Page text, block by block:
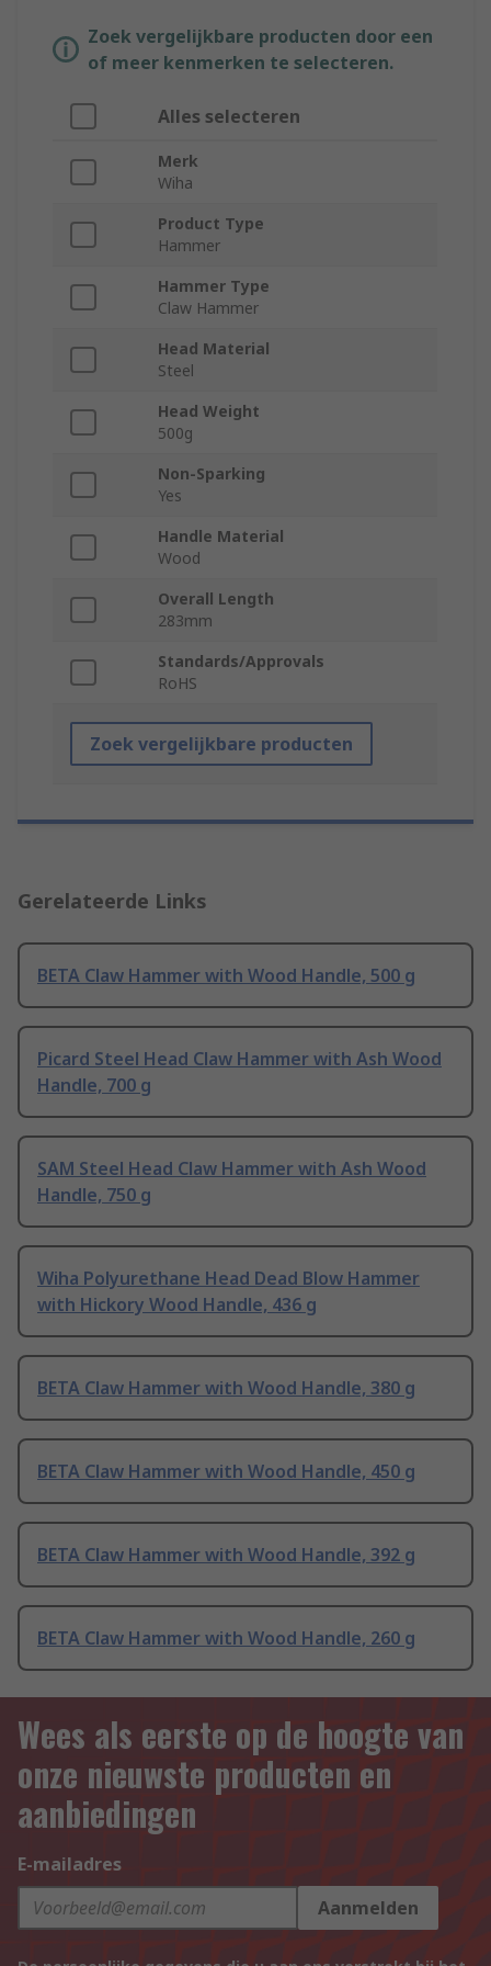
Zoek vergelijkbare producten door een
of meer kenmerken te selecteren.
Alles selecteren
Merk
Wiha
Product Type
Hammer
Hammer Type
Claw Hammer
Head Material
Steel
Head Weight
500g
Non-Sparking
Yes
Handle Material
Wood
Overall Length
283mm
Standards/Approvals
RoHS
Zoek vergelijkbare producten
Gerelateerde Links
BETA Claw Hammer with Wood Handle, 500 g
Picard Steel Head Claw Hammer with Ash Wood
Handle, 700 g
SAM Steel Head Claw Hammer with Ash Wood
Handle, 750 g
Wiha Polyurethane Head Dead Blow Hammer
with Hickory Wood Handle, 436 g
BETA Claw Hammer with Wood Handle, 380 g
BETA Claw Hammer with Wood Handle, 450 g
BETA Claw Hammer with Wood Handle, 392 g
BETA Claw Hammer with Wood Handle, 260 g
Wees als eerste op de hoogte van
onze nieuwste producten en
aanbiedingen
E-mailadres
Aanmelden